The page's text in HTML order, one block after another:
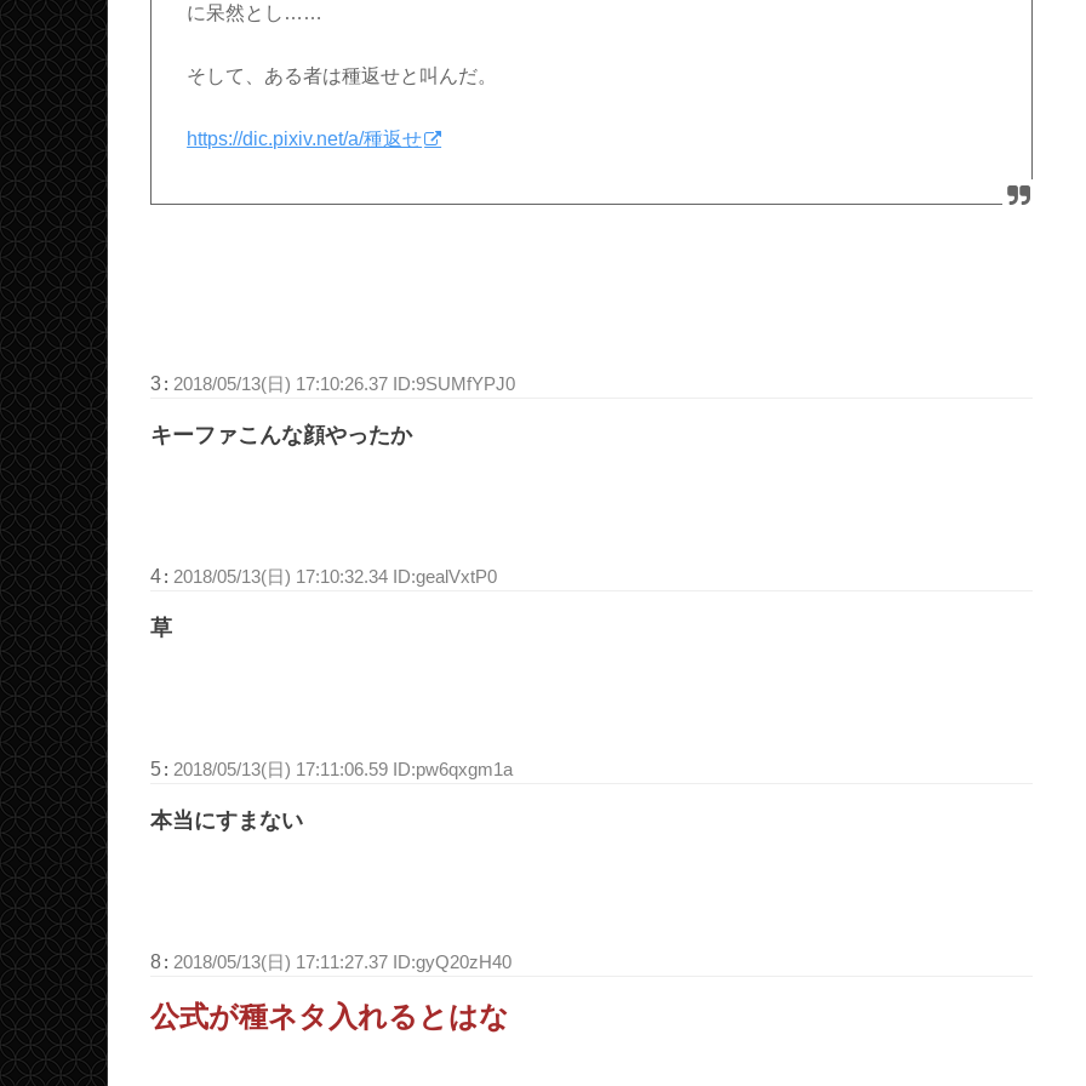
に呆然とし……
そして、ある者は種返せと叫んだ。
https://dic.pixiv.net/a/種返せ
3: 2018/05/13(日) 17:10:26.37 ID:9SUMfYPJ0
キーファこんな顔やったか
4: 2018/05/13(日) 17:10:32.34 ID:gealVxtP0
草
5: 2018/05/13(日) 17:11:06.59 ID:pw6qxgm1a
本当にすまない
8: 2018/05/13(日) 17:11:27.37 ID:gyQ20zH40
公式が種ネタ入れるとはな